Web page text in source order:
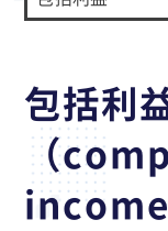
包括利
（
income